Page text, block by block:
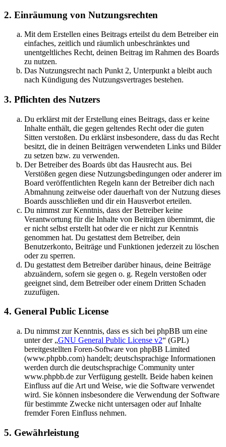
2. Einräumung von Nutzungsrechten
Mit dem Erstellen eines Beitrags erteilst du dem Betreiber ein
einfaches, zeitlich und räumlich unbeschränktes und
unentgeltliches Recht, deinen Beitrag im Rahmen des Boards
zu nutzen.
Das Nutzungsrecht nach Punkt 2, Unterpunkt a bleibt auch
nach Kündigung des Nutzungsvertrages bestehen.
3. Pflichten des Nutzers
Du erklärst mit der Erstellung eines Beitrags, dass er keine
Inhalte enthält, die gegen geltendes Recht oder die guten
Sitten verstoßen. Du erklärst insbesondere, dass du das Recht
besitzt, die in deinen Beiträgen verwendeten Links und Bilder
zu setzen bzw. zu verwenden.
Der Betreiber des Boards übt das Hausrecht aus. Bei
Verstößen gegen diese Nutzungsbedingungen oder anderer im
Board veröffentlichten Regeln kann der Betreiber dich nach
Abmahnung zeitweise oder dauerhaft von der Nutzung dieses
Boards ausschließen und dir ein Hausverbot erteilen.
Du nimmst zur Kenntnis, dass der Betreiber keine
Verantwortung für die Inhalte von Beiträgen übernimmt, die
er nicht selbst erstellt hat oder die er nicht zur Kenntnis
genommen hat. Du gestattest dem Betreiber, dein
Benutzerkonto, Beiträge und Funktionen jederzeit zu löschen
oder zu sperren.
Du gestattest dem Betreiber darüber hinaus, deine Beiträge
abzuändern, sofern sie gegen o. g. Regeln verstoßen oder
geeignet sind, dem Betreiber oder einem Dritten Schaden
zuzufügen.
4. General Public License
Du nimmst zur Kenntnis, dass es sich bei phpBB um eine
unter der „GNU General Public License v2“ (GPL)
bereitgestellten Foren-Software von phpBB Limited
(www.phpbb.com) handelt; deutschsprachige Informationen
werden durch die deutschsprachige Community unter
www.phpbb.de zur Verfügung gestellt. Beide haben keinen
Einfluss auf die Art und Weise, wie die Software verwendet
wird. Sie können insbesondere die Verwendung der Software
für bestimmte Zwecke nicht untersagen oder auf Inhalte
fremder Foren Einfluss nehmen.
5. Gewährleistung